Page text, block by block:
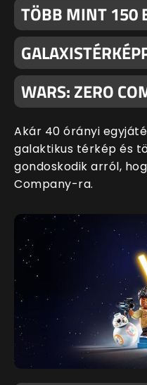
TÖBB MINT 150
WARS: ZERO
Akár 40 órányi
galaktikus térkép és
gondoskodik arról,
Company-ra.